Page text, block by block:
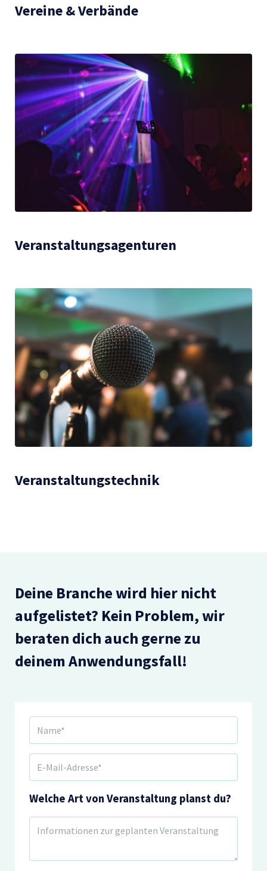
Vereine & Verbände
Veranstaltungsagenturen
Veranstaltungstechnik
Deine Branche wird hier nicht
aufgelistet? Kein Problem, wir
beraten dich auch gerne zu
deinem Anwendungsfall!
Welche Art von Veranstaltung planst du?